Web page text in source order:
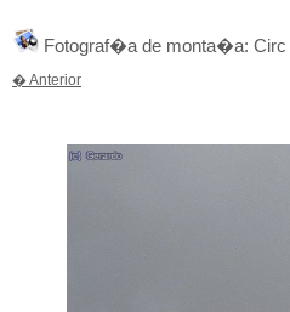
Fotograf�a de monta�a: Circ
� Anterior